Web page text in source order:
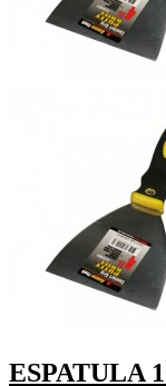
ESPATULA